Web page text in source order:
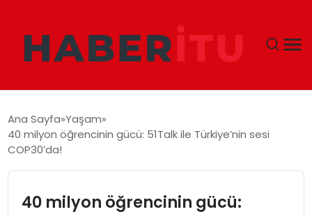
DÜNYA
Ana Sayfa Yaşam
40 milyon öğrencinin gücü: 51Talk ile Türkiye’nin sesi
COP30’da!
40 milyon öğrencinin gücü: